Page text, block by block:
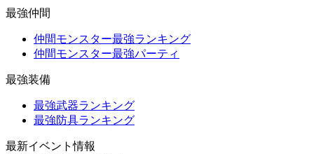
最強仲間
仲間モンスター最強ランキング
仲間モンスター最強パーティ
最強装備
最強武器ランキング
最強防具ランキング
最新イベント情報